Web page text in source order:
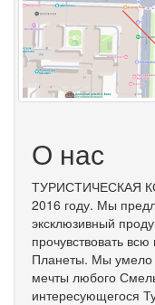
О нас
ТУРИСТИЧЕСКАЯ
2016 году. Мы
эксклюзивный
прочувствовать
Планеты. Мы умело
мечты любого
интересующегося